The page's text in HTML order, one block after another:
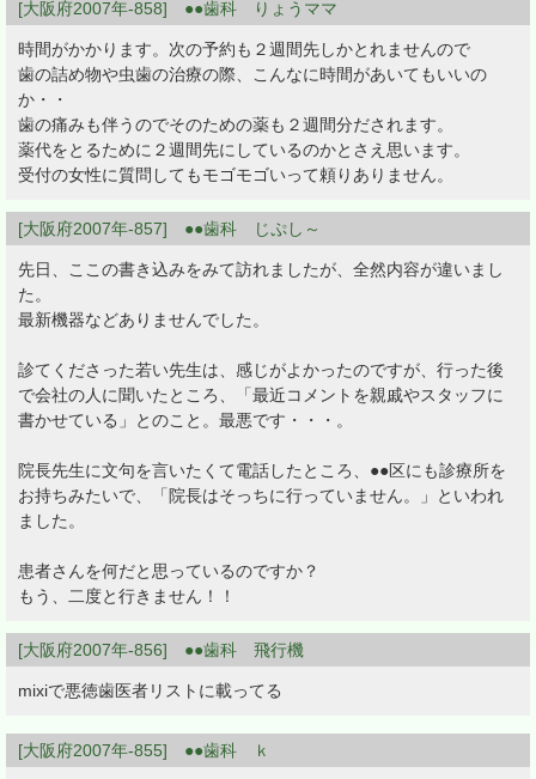
[大阪府2007年-858] ●●歯科 りょうママ
時間がかかります。次の予約も２週間先しかとれませんので
歯の詰め物や虫歯の治療の際、こんなに時間があいてもいいの
か・・
歯の痛みも伴うのでそのための薬も２週間分だされます。
薬代をとるために２週間先にしているのかとさえ思います。
受付の女性に質問してもモゴモゴいって頼りありません。
[大阪府2007年-857] ●●歯科 じぷし～
先日、ここの書き込みをみて訪れましたが、全然内容が違いまし
た。
最新機器などありませんでした。
診てくださった若い先生は、感じがよかったのですが、行った後
で会社の人に聞いたところ、「最近コメントを親戚やスタッフに
書かせている」とのこと。最悪です・・・。
院長先生に文句を言いたくて電話したところ、●●区にも診療所を
お持ちみたいで、「院長はそっちに行っていません。」といわれ
ました。
患者さんを何だと思っているのですか？
もう、二度と行きません！！
[大阪府2007年-856] ●●歯科 飛行機
mixiで悪徳歯医者リストに載ってる
[大阪府2007年-855] ●●歯科 ｋ